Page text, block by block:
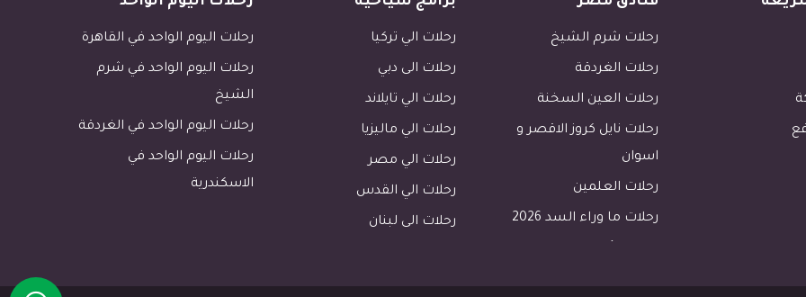
رحلات شرم الشيخ
رحلات الغردقة
رحلات العين السخنة
رحلات نايل كروز الاقصر و
اسوان
رحلات العلمين
رحلات ما وراء السد 2026
رحلات الي تركيا
رحلات الى دبي
رحلات الي تايلاند
رحلات الي ماليزيا
رحلات الي مصر
رحلات الي القدس
رحلات الى لبنان
رحلات اليوم الواحد في القاهرة
رحلات اليوم الواحد في شرم
الشيخ
رحلات اليوم الواحد في الغردقة
رحلات اليوم الواحد في
الاسكندرية